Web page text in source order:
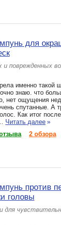
для
и поврежденных
именно такой
знаю. что
нет ощущения
спутанные. А
Как итог
Читать далее »
2 обзора
против
головы
для